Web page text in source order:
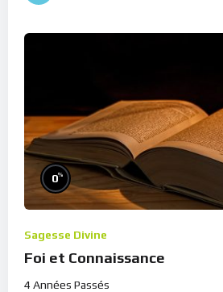
0%
Sagesse Divine
Foi et Connaissance
4 Années Passés